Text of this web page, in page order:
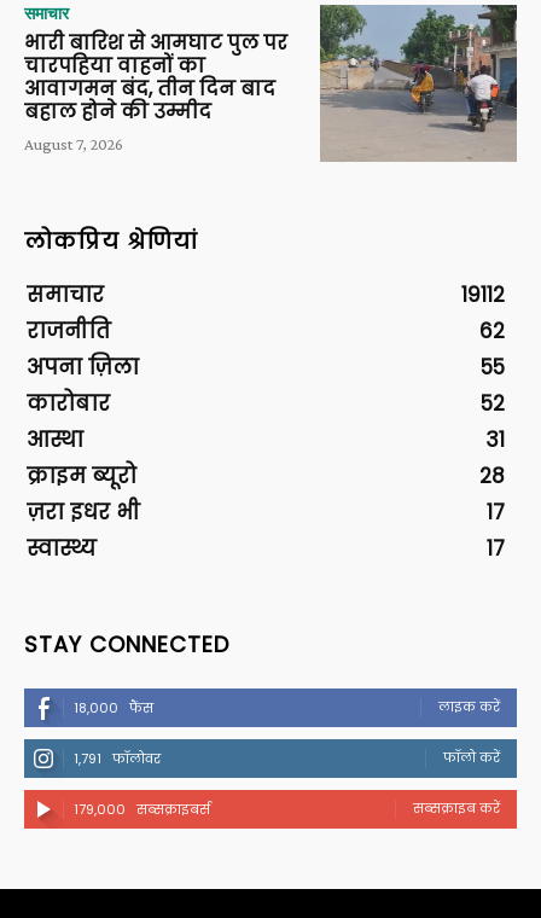
समाचार
भारी बारिश से आमघाट पुल पर
चारपहिया वाहनों का
आवागमन बंद, तीन दिन बाद
बहाल होने की उम्मीद
August 7, 2026
लोकप्रिय श्रेणियां
समाचार
19112
राजनीति
62
अपना ज़िला
55
कारोबार
52
आस्था
31
क्राइम ब्यूरो
28
ज़रा इधर भी
17
स्वास्थ्य
17
STAY CONNECTED
18,000 फैंस लाइक करें
1,791 फॉलोवर फॉलो करें
179,000 सब्सक्राइबर्स सब्सक्राइब करें